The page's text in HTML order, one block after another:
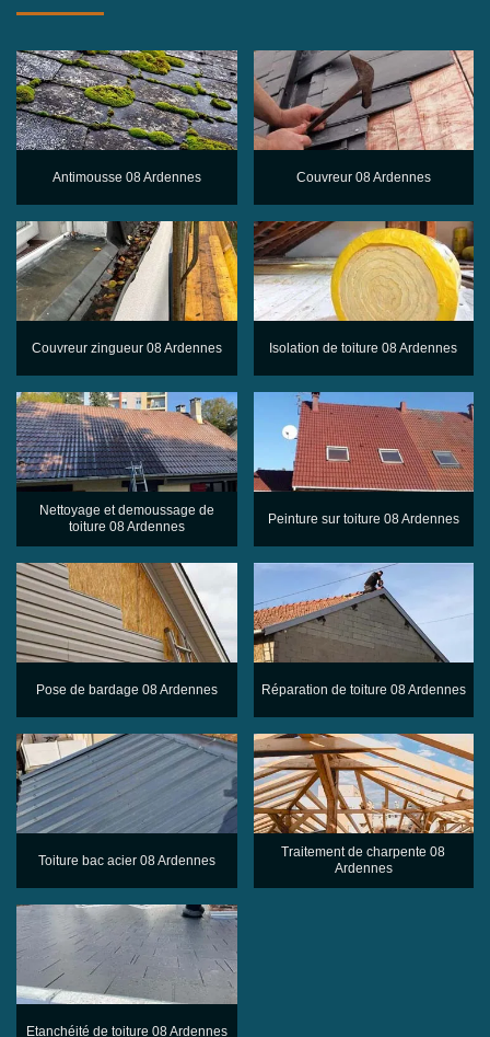
Antimousse 08 Ardennes Couvreur 08 Ardennes
Couvreur zingueur 08 Ardennes Isolation de toiture 08 Ardennes
Nettoyage et demoussage de
toiture 08 Ardennes
Peinture sur toiture 08 Ardennes
Pose de bardage 08 Ardennes Réparation de toiture 08 Ardennes
Toiture bac acier 08 Ardennes
Traitement de charpente 08
Ardennes
Etanchéité de toiture 08 Ardennes